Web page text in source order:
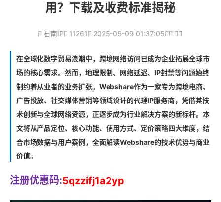
用？下载及收费标准揭秘
石南IP 11261 2025-06-09 01:37:05
在全球化数字贸易浪潮中，跨境网络访问已成为企业拓展全球市
场的核心需求。然而，地理限制、网络延迟、IP封禁等问题始终
制约着从业者的业务扩张。Webshare作为一家专为跨境电商、
广告投放、社交媒体营销等领域设计的代理IP服务商，凭借其技
术创新与全球网络资源，正逐步成为行业解决方案的新标杆。本
文将从产品定位、核心功能、使用方式、定价策略四大维度，结
合市场数据与用户案例，全面解读Webshare的技术优势与商业
价值。
注册优惠码:5qzzifj1a2yp